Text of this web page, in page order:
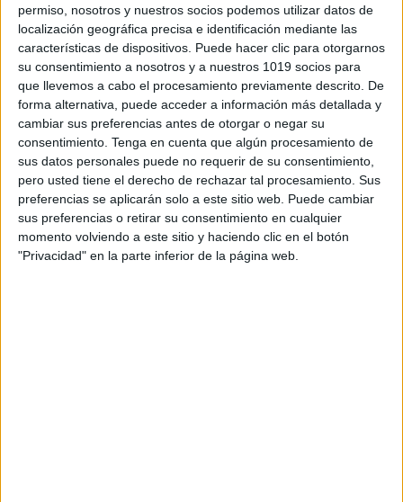
permiso, nosotros y nuestros socios podemos utilizar datos de
localización geográfica precisa e identificación mediante las
características de dispositivos. Puede hacer clic para otorgarnos
su consentimiento a nosotros y a nuestros 1019 socios para
que llevemos a cabo el procesamiento previamente descrito. De
forma alternativa, puede acceder a información más detallada y
cambiar sus preferencias antes de otorgar o negar su
consentimiento. Tenga en cuenta que algún procesamiento de
sus datos personales puede no requerir de su consentimiento,
pero usted tiene el derecho de rechazar tal procesamiento. Sus
preferencias se aplicarán solo a este sitio web. Puede cambiar
sus preferencias o retirar su consentimiento en cualquier
momento volviendo a este sitio y haciendo clic en el botón
"Privacidad" en la parte inferior de la página web.